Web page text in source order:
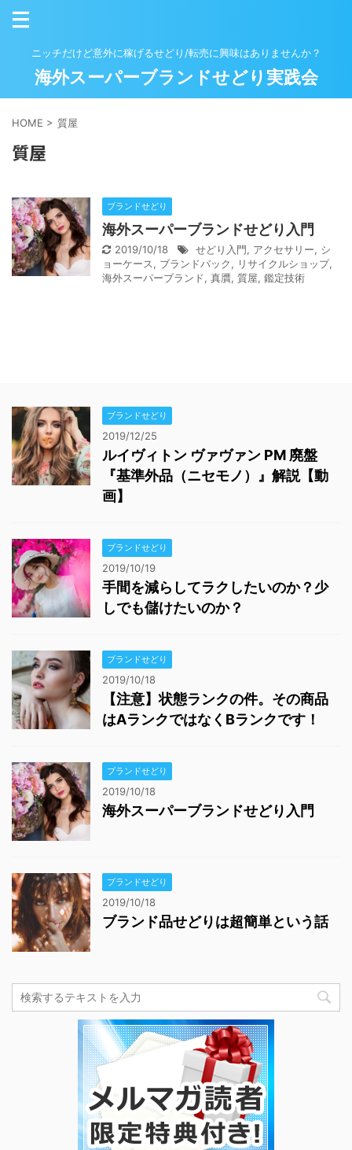
ニッチだけど意外に稼げるせどり/転売に興味はありませんか？
海外スーパーブランドせどり実践会
HOME > 質屋
質屋
ブランドせどり
海外スーパーブランドせどり入門
2019/10/18 せどり入門, アクセサリー, シ
ョーケース, ブランドバック, リサイクルショップ,
海外スーパーブランド, 真贋, 質屋, 鑑定技術
ブランドせどり
2019/12/25
ルイヴィトン ヴァヴァン PM 廃盤
『基準外品（ニセモノ）』解説【動
画】
ブランドせどり
2019/10/19
手間を減らしてラクしたいのか？少
しでも儲けたいのか？
ブランドせどり
2019/10/18
【注意】状態ランクの件。その商品
はAランクではなくBランクです！
ブランドせどり
2019/10/18
海外スーパーブランドせどり入門
ブランドせどり
2019/10/18
ブランド品せどりは超簡単という話